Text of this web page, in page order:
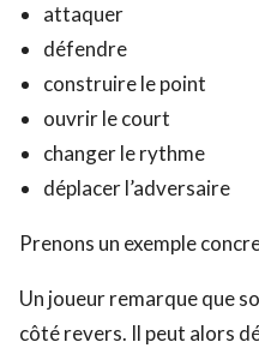
attaquer
défendre
construire le point
ouvrir le court
changer le rythme
déplacer l’adversaire
Prenons un exemple
Un joueur remarque que
côté revers. Il peut alors